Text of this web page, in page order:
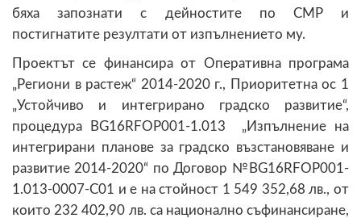
бяха запознати с дейностите по СМР и
постигнатите резултати от изпълнението му.
Проектът се финансира от Оперативна програма
„Региони в растеж“ 2014-2020 г., Приоритетна ос 1
„Устойчиво и интегрирано градско развитие“,
процедура BG16RFOP001-1.013 „Изпълнение на
интегрирани планове за градско възстановяване и
развитие 2014-2020“ по Договор №BG16RFOP001-
1.013-0007-C01 и е на стойност 1 549 352,68 лв., от
които 232 402,90 лв. са национално съфинансиране,